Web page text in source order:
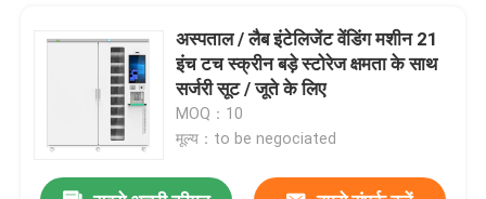
अस्पताल / लैब इंटेलिजेंट वेंडिंग मशीन 21
इंच टच स्क्रीन बड़े स्टोरेज क्षमता के साथ
सर्जरी सूट / जूते के लिए
MOQ：10
मूल्य：to be negociated